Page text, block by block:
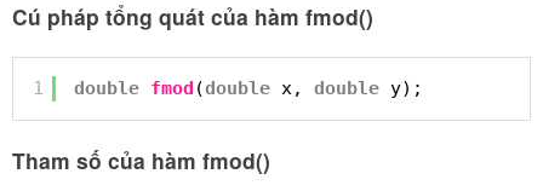
Cú pháp tổng quát của hàm fmod()
1 double fmod (double x, double y);
Tham số của hàm fmod()